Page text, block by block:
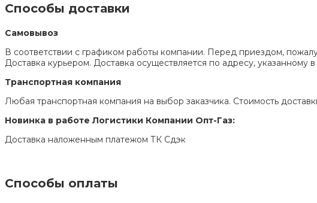
Способы доставки
Самовывоз
В соответствии с графиком работы компании. Перед приездом,
Доставка курьером. Доставка осуществляется по адресу,
Транспортная компания
Любая транспортная компания на выбор заказчика. Стоимость
Новинка в работе Логистики Компании Опт-Газ:
Доставка наложенным платежом ТК Сдэк
Способы оплаты